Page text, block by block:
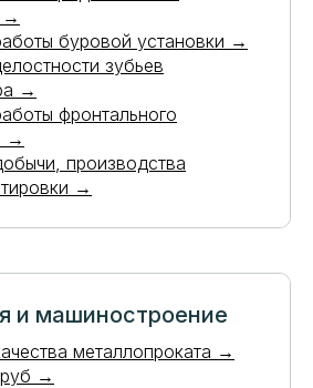
→
буровой установки →
зубьев
→
фронтального
→
производства
→
и машиностроение
металлопроката →
→